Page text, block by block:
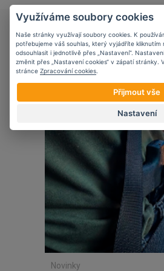
TESTY A RECENZE
2025
Novinky
Využíváme soubory cookies
Naše stránky využívají soubory cookies. K
potřebujeme váš souhlas, který vyjádříte kliknutím
odsouhlasit i jednotlivě přes „Nastavení“.
změnit přes „Nastavení cookies“ v zápatí stránky.
stránce Zpracování cookies
Přijmout vše
Nastavení